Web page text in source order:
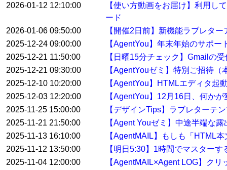
2026-01-12 12:10:00
【使い方動画をお届け】利用し
ード
2026-01-06 09:50:00
【開催2日前】新機能ラブレタ
2025-12-24 09:00:00
【AgentYou】年末年始のサポー
2025-12-21 11:50:00
【日曜15分チェック】Gmailの
2025-12-21 09:30:00
【AgentYouゼミ】特別ご招待
2025-12-10 10:20:00
【AgentYou】HTMLエディタ起
2025-12-03 12:20:00
【AgentYou】12月16日、何か
2025-11-25 15:00:00
【デザインTips】ラブレターテ
2025-11-21 21:50:00
【Agent Youゼミ】中途半端な
2025-11-13 16:10:00
【AgentMAIL】もしも「HTML
2025-11-12 13:50:00
【明日5:30】1時間でマスター
2025-11-04 12:00:00
【AgentMAIL×Agent LOG】ク